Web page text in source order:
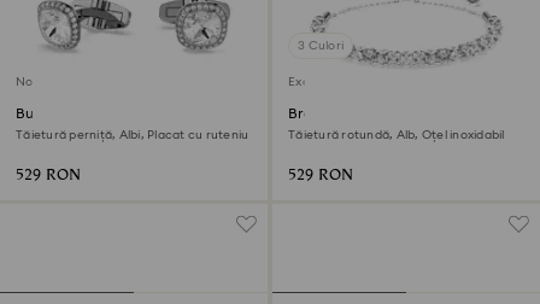
Nou
Butoni Una Angelic
Tăietură perniță, Albi, Placat cu ruteniu
529 RON
3 Culori
Exclusiv online
Brățară Dextera
Tăietură rotundă, Alb, Oțel inoxidabil
529 RON